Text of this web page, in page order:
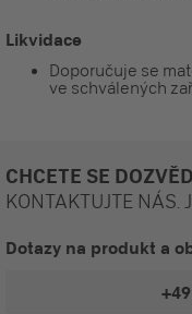
Likvidace
Doporučuje se
ve schválených
CHCETE SE
KONTAKTUJTE NÁS.
Dotazy na produkt a